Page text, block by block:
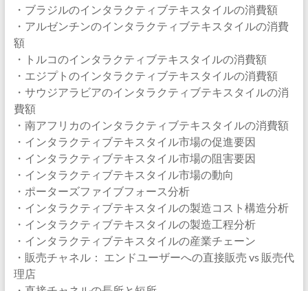
・ブラジルのインタラクティブテキスタイルの消費額
・アルゼンチンのインタラクティブテキスタイルの消費
額
・トルコのインタラクティブテキスタイルの消費額
・エジプトのインタラクティブテキスタイルの消費額
・サウジアラビアのインタラクティブテキスタイルの消
費額
・南アフリカのインタラクティブテキスタイルの消費額
・インタラクティブテキスタイル市場の促進要因
・インタラクティブテキスタイル市場の阻害要因
・インタラクティブテキスタイル市場の動向
・ポーターズファイブフォース分析
・インタラクティブテキスタイルの製造コスト構造分析
・インタラクティブテキスタイルの製造工程分析
・インタラクティブテキスタイルの産業チェーン
・販売チャネル： エンドユーザーへの直接販売 vs 販売代
理店